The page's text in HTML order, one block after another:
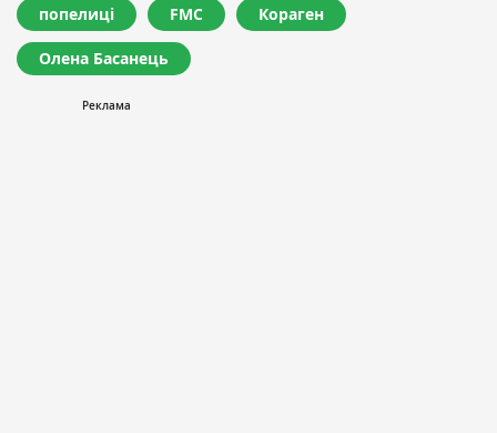
попелиці FMC Кораген
Олена Басанець